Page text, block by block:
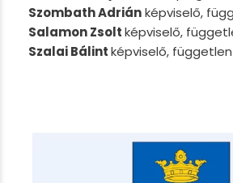
Szombath Adriánképviselő,
Salamon Zsoltképviselő,
Szalai Bálintképviselő, független